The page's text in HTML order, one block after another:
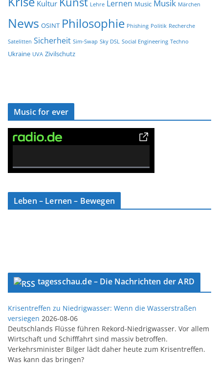
Kultur Lehre Lernen Music Musik Märchen
News OSINT Philosophie Phishing Politik Recherche
Satelitten Sicherheit Sim-Swap Sky DSL Social Engineering Techno
Ukraine UVA Zivilschutz
Music for ever
0% Complete
Leben – Lernen – Bewegen
tagesschau.de – Die Nachrichten der ARD
Krisentreffen zu Niedrigwasser: Wenn die Wasserstraßen
versiegen 2026-08-06
Deutschlands Flüsse führen Rekord-Niedrigwasser. Vor allem
Wirtschaft und Schifffahrt sind massiv betroffen.
Verkehrsminister Bilger lädt daher heute zum Krisentreffen.
Was kann das bringen?